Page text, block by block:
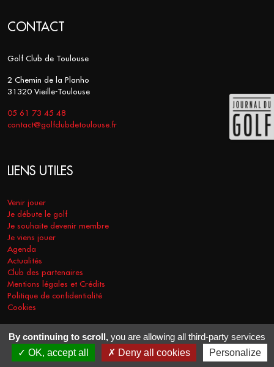
CONTACT
Golf Club de Toulouse
2 Chemin de la Planho
31320 Vieille-Toulouse
05 61 73 45 48
contact@golfclubdetoulouse.fr
LIENS UTILES
Venir jouer
Je débute le golf
Je souhaite devenir membre
Je viens jouer
Agenda
Actualités
Club des partenaires
Mentions légales et Crédits
Politique de confidentialité
Cookies
COPYRIGHT © 2026 - GOLF CLUB DE TOULOUSE. TOUS DROITS
RÉSERVÉS.
RÉALISATION VT-DESIGN 2021
By continuing to scroll, you are allowing all third-party services
OK, accept all
Deny all cookies Personalize